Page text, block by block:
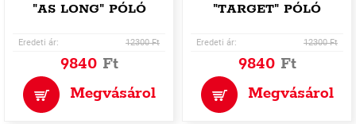
"AS LONG" PÓLÓ
Eredeti ár: 12300 Ft
9840 Ft
Megvásárol
"TARGET" PÓLÓ
Eredeti ár: 12300 Ft
9840 Ft
Megvásárol